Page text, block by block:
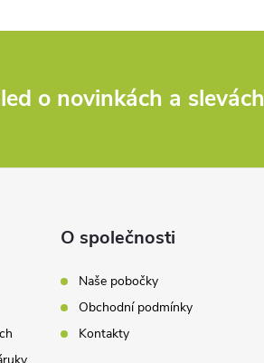
o novinkách a slevách
O společnosti
Naše pobočky
Obchodní podmínky
Kontakty